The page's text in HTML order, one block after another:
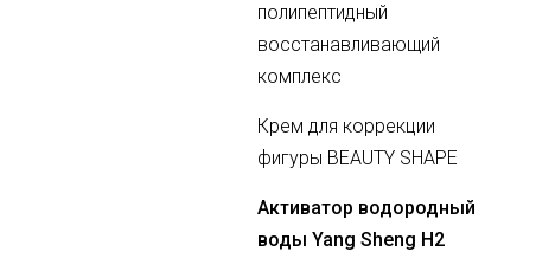
полипептидный
восстанавливающий
комплекс
Крем для коррекции
фигуры BEAUTY SHAPE
Aктиватор водородный
воды Yang Sheng H2